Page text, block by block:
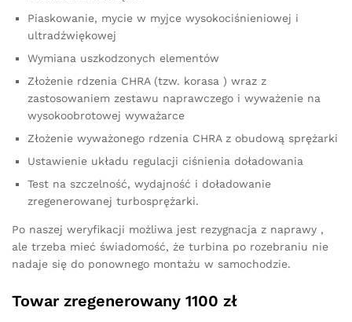
Piaskowanie, mycie w myjce wysokociśnieniowej i
ultradźwiękowej
Wymiana uszkodzonych elementów
Złożenie rdzenia CHRA (tzw. korasa ) wraz z
zastosowaniem zestawu naprawczego i wyważenie na
wysokoobrotowej wyważarce
Złożenie wyważonego rdzenia CHRA z obudową sprężarki
Ustawienie układu regulacji ciśnienia doładowania
Test na szczelność, wydajność i doładowanie
zregenerowanej turbosprężarki.
Po naszej weryfikacji możliwa jest rezygnacja z naprawy ,
ale trzeba mieć świadomość, że turbina po rozebraniu nie
nadaje się do ponownego montażu w samochodzie.
Towar zregenerowany 1100 zł